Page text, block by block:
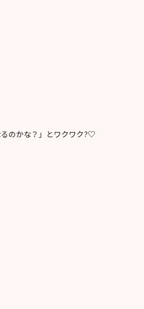
のかな？」とワクワク?♡